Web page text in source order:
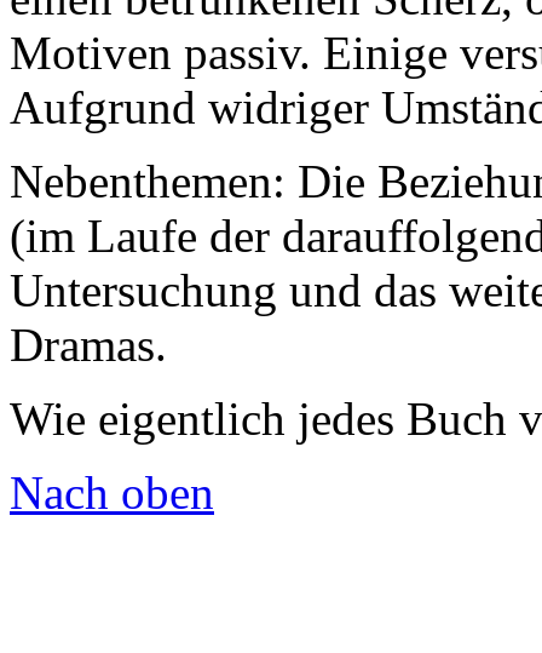
Motiven passiv. Einige
Aufgrund widriger
Nebenthemen: Die
(im Laufe der
Untersuchung und das
Dramas.
Wie eigentlich jedes Buch
Nach oben